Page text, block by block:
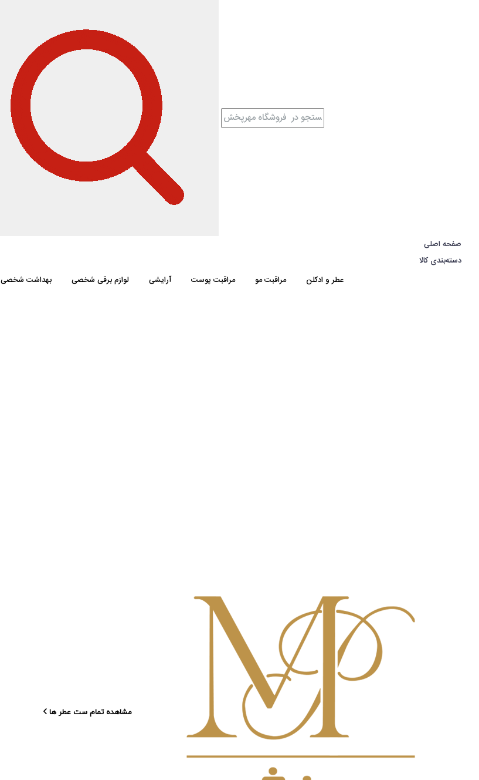
صفحه اصلی
دسته‌بندی کالا
بهداشت شخصی لوازم برقی شخصی آرایشی مراقبت پوست مراقبت مو عطر و ادکلن
مشاهده تمام ست عطر ها